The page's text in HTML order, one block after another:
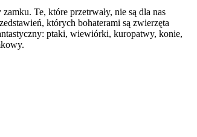
Te, które przetrwały, nie są dla nas
których bohaterami są zwierzęta
ptaki, wiewiórki, kuropatwy, konie,